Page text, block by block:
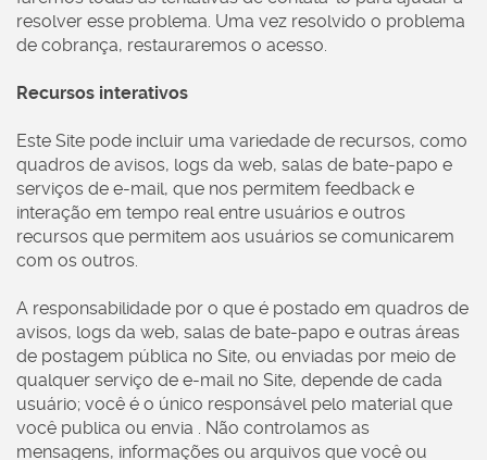
resolver esse problema. Uma vez resolvido o problema
de cobrança, restauraremos o acesso.
Recursos interativos
Este Site pode incluir uma variedade de recursos, como
quadros de avisos, logs da web, salas de bate-papo e
serviços de e-mail, que nos permitem feedback e
interação em tempo real entre usuários e outros
recursos que permitem aos usuários se comunicarem
com os outros.
A responsabilidade por o que é postado em quadros de
avisos, logs da web, salas de bate-papo e outras áreas
de postagem pública no Site, ou enviadas por meio de
qualquer serviço de e-mail no Site, depende de cada
usuário; você é o único responsável pelo material que
você publica ou envia . Não controlamos as
mensagens, informações ou arquivos que você ou